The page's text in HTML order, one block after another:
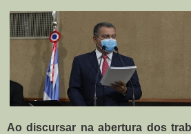
Ao discursar na abertura dos